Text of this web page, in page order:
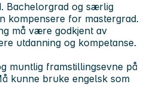
Bachelorgrad og særlig
kompensere for mastergrad.
må være godkjent av
utdanning og kompetanse.
muntlig framstillingsevne på
kunne bruke engelsk som